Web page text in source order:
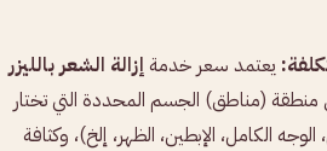
يعتمد سعر خدمة إزالة الشعر بالليزر
منطقة (مناطق) الجسم المحددة التي تختار
الكامل، الإبطين، الظهر، إلخ)، وكثافة